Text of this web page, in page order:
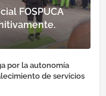
FOSPUCA
por la autonomía
de servicios